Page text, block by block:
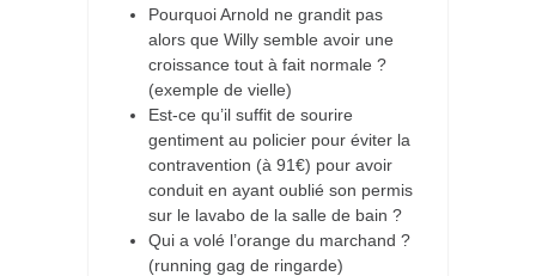
Pourquoi Arnold ne grandit pas
alors que Willy semble avoir une
croissance tout à fait normale ?
(exemple de vielle)
Est-ce qu’il suffit de sourire
gentiment au policier pour éviter la
contravention (à 91€) pour avoir
conduit en ayant oublié son permis
sur le lavabo de la salle de bain ?
Qui a volé l’orange du marchand ?
(running gag de ringarde)